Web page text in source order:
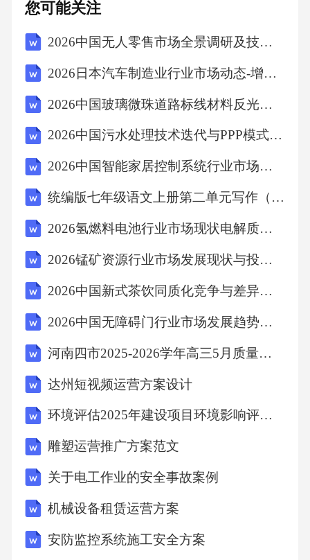
5.1技术瓶颈突破路径
5.2法律监管框架构建
5.3社会接受度提升策略
5.4商业模式创新路径
6.1生态合作构建策略
6.3风险管理机制建设
6.4绩效评估体系构建
七、无人驾驶个人运营方案
7.1环境适应性优化策略
您可能关注
2026中国无人零售市场全景调研及技术趋势与商业模式创新研究报告
2026日本汽车制造业行业市场动态-增长策略与金融投资价值潜力分析咨询文档
2026中国玻璃微珠道路标线材料反光性能与耐久性测试报告
2026中国污水处理技术迭代与PPP模式可持续性评估
2026中国智能家居控制系统行业市场现状用户体验分析及投资评估发展前景研究分析报告
统编版七年级语文上册第二单元写作（学会记事）学习任务单
2026氢燃料电池行业市场现状电解质材料分析及功率密度优化报告
2026锰矿资源行业市场发展现状与投资评估规划分析研究报告
2026中国新式茶饮同质化竞争与差异化突围路径
2026中国无障碍门行业市场发展趋势与前景展望战略研究报告
河南四市2025-2026学年高三5月质量检测(许济平洛四模)生物试卷
达州短视频运营方案设计
环境评估2025年建设项目环境影响评价方法研究方案
雕塑运营推广方案范文
关于电工作业的安全事故案例
机械设备租赁运营方案
安防监控系统施工安全方案